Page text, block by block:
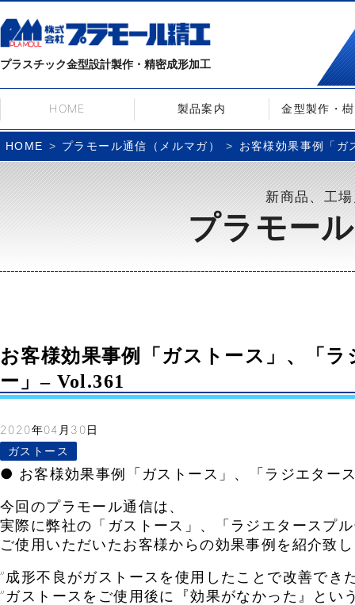
プラスチック金型設計製作・精密成形加工
HOME 製品案内 金型製作・
HOME プラモール通信（メルマガ） お客様効果事例「
新商品、工
プラモー
お客様効果事例「ガストース」、「
ー」– Vol.361
2020年04月30日
ガストース
● お客様効果事例「ガストース」、「ラジエター
今回のプラモール通信は、
実際に弊社の「ガストース」、「ラジエタースプ
ご使用いただいたお客様からの効果事例を紹介致
”成形不良がガストースを使用したことで改善でき
”ガストースをご使用後に『効果がなかった』とい